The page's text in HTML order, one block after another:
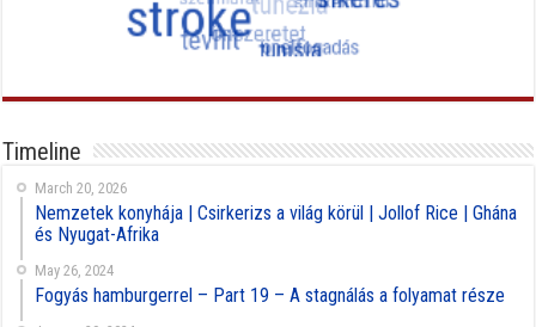
Timeline
March 20, 2026
Nemzetek konyhája | Csirkerizs a világ körül | Jollof Rice | Ghána
és Nyugat-Afrika
May 26, 2024
Fogyás hamburgerrel – Part 19 – A stagnálás a folyamat része